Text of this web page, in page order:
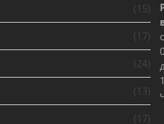
(15)
(17)
(24)
(13)
(17)